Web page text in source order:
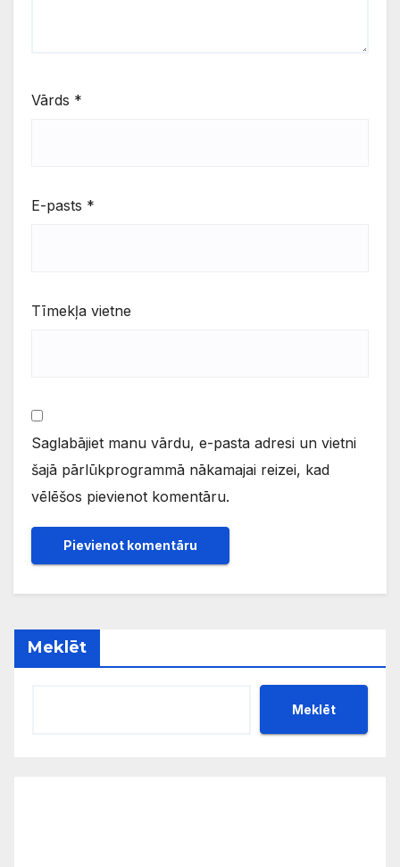
Vārds *
E-pasts *
Tīmekļa vietne
Saglabājiet manu vārdu, e-pasta adresi un vietni
šajā pārlūkprogrammā nākamajai reizei, kad
vēlēšos pievienot komentāru.
Meklēt
Meklēt